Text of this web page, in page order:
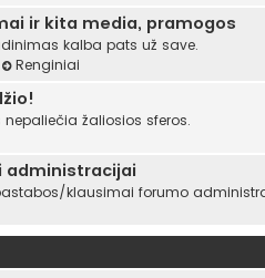
ir kita media, pramogos
kalba pats už save.
Renginiai
nepaliečia žaliosios sferos.
administracijai
klausimai forumo